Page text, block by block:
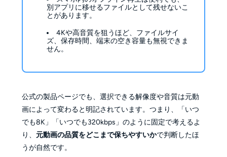
別アプリに移せるファイルとして残せないこ
とがあります。
4Kや高音質を狙うほど、ファイルサイ
ズ、保存時間、端末の空き容量も無視できま
せん。
公式の製品ページでも、選択できる解像度や音質は元動
画によって変わると明記されています。つまり、「いつ
でも8K」「いつでも320kbps」のように固定で考えるよ
り、 元動画の品質をどこまで保ちやすいかで判断したほ
うが自然です。